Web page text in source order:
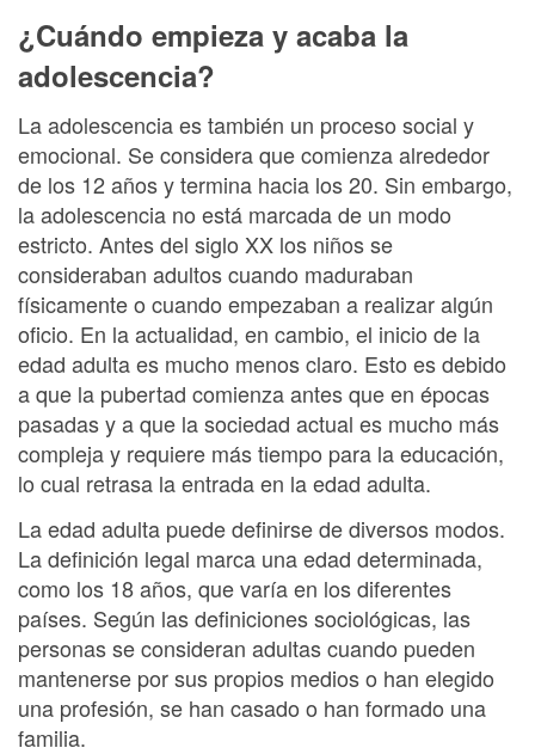
¿Cuándo empieza y acaba la
adolescencia?
La adolescencia es también un proceso social y
emocional. Se considera que comienza alrededor
de los 12 años y termina hacia los 20. Sin embargo,
la adolescencia no está marcada de un modo
estricto. Antes del siglo XX los niños se
consideraban adultos cuando maduraban
físicamente o cuando empezaban a realizar algún
oficio. En la actualidad, en cambio, el inicio de la
edad adulta es mucho menos claro. Esto es debido
a que la pubertad comienza antes que en épocas
pasadas y a que la sociedad actual es mucho más
compleja y requiere más tiempo para la educación,
lo cual retrasa la entrada en la edad adulta.
La edad adulta puede definirse de diversos modos.
La definición legal marca una edad determinada,
como los 18 años, que varía en los diferentes
países. Según las definiciones sociológicas, las
personas se consideran adultas cuando pueden
mantenerse por sus propios medios o han elegido
una profesión, se han casado o han formado una
familia.